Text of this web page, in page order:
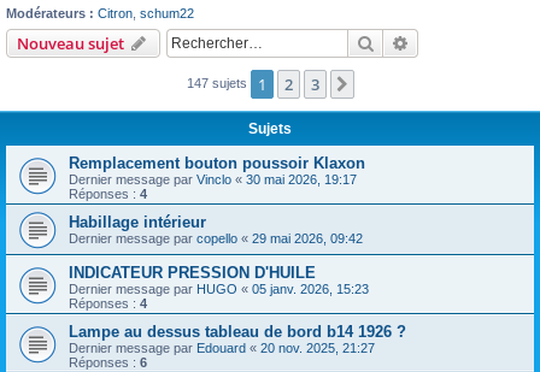
Modérateurs : Citron schum22
Nouveau sujet Rechercher
147 sujets 1 2 3
Sujets
Remplacement bouton poussoir Klaxon
Dernier message par Vinclo « 30 mai 2026, 19:17
Réponses : 4
Habillage intérieur
Dernier message par copello « 29 mai 2026, 09:42
INDICATEUR PRESSION D'HUILE
Dernier message par HUGO « 05 janv. 2026, 15:23
Réponses : 4
Lampe au dessus tableau de bord b14 1926 ?
Dernier message par Edouard « 20 nov. 2025, 21:27
Réponses : 6